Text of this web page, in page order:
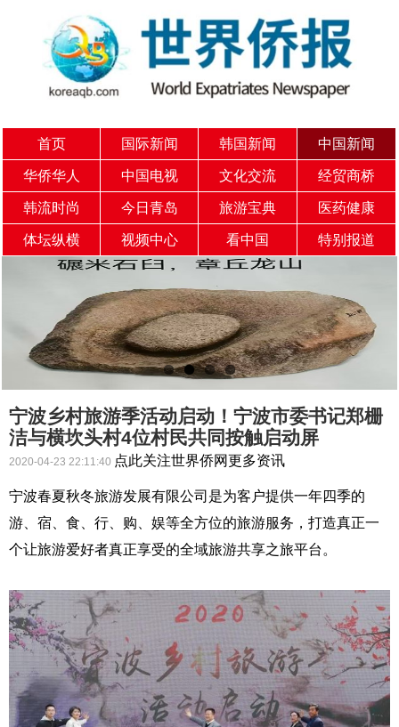
首页 国际新闻 韩国新闻 中国新闻
华侨华人 中国电视 文化交流 经贸商桥
韩流时尚 今日青岛 旅游宝典 医药健康
体坛纵横 视频中心 看中国 特别报道
宁波乡村旅游季活动启动！宁波市委书记郑栅
洁与横坎头村4位村民共同按触启动屏
2020-04-23 22:11:40 点此关注世界侨网更多资讯
宁波春夏秋冬旅游发展有限公司是为客户提供一年四季的
游、宿、食、行、购、娱等全方位的旅游服务，打造真正一
个让旅游爱好者真正享受的全域旅游共享之旅平台。